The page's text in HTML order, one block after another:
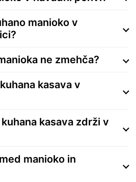
manioko v
ne zmehča?
kasava v
kasava zdrži v
manioko in